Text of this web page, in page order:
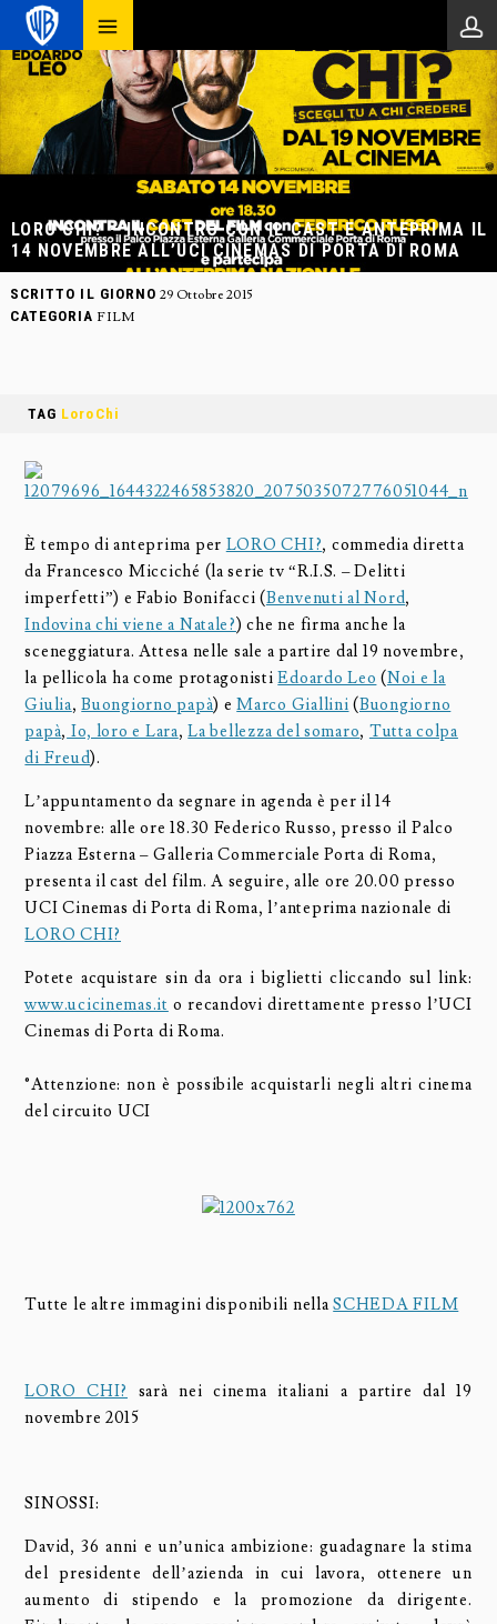
LORO CHI? – INCONTRO CON IL CAST E ANTEPRIMA IL
14 NOVEMBRE ALL’UCI CINEMAS DI PORTA DI ROMA
SCRITTO IL GIORNO 29 Ottobre 2015
CATEGORIA FILM
TAG LoroChi
È tempo di anteprima per LORO CHI?, commedia diretta
da Francesco Micciché (la serie tv “R.I.S. – Delitti
imperfetti”) e Fabio Bonifacci (Benvenuti al Nord,
Indovina chi viene a Natale?) che ne firma anche la
sceneggiatura. Attesa nelle sale a partire dal 19 novembre,
la pellicola ha come protagonistiEdoardo Leo (Noi e la
Giulia,Buongiorno papà) eMarco Giallini (Buongiorno
papà, Io, loro e Lara,La bellezza del somaro, Tutta colpa
di Freud).
L’appuntamento da segnare in agenda è per il 14
novembre: alle ore 18.30 Federico Russo, presso il Palco
Piazza Esterna – Galleria Commerciale Porta di Roma,
presenta il cast del film. A seguire, alle ore 20.00 presso
UCI Cinemas di Porta di Roma, l’anteprima nazionale di
LORO CHI?
Potete acquistare sin da ora i biglietti cliccando sul link:
www.ucicinemas.it o recandovi direttamente presso l’UCI
Cinemas di Porta di Roma.
°Attenzione: non è possibile acquistarli negli altri cinema
del circuito UCI
Tutte le altre immagini disponibili nellaSCHEDA FILM
LORO CHI?
sarà nei cinema italiani a partire dal 19
novembre 2015
SINOSSI:
David, 36 anni e un’unica ambizione: guadagnare la stima
del presidente dell’azienda in cui lavora, ottenere un
aumento di stipendo e la promozione da dirigente.